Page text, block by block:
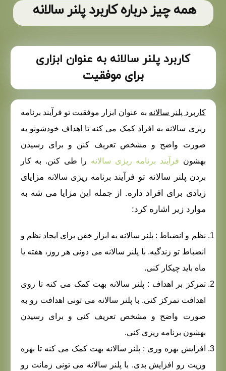
همه چیز درباره کاربرد پلنر سالانه
کاربرد پلنر سالانه به عنوان ابزاری
برای موفقیت
کاربرد پلنر سالانه به عنوان ابزار موفقیت تو فرآیند برنامه
ریزی سالانه به افراد کمک می کنه تا اهداف خودشونو به
صورت واضح و مشخص تعریف کنن و برای رسیدن
بهشون فرآیند برنامه ریزی سالانه را طی کنن. به کار
بردن پلنر سالانه تو فرآیند برنامه ریزی سالانه مزایای
زیادی برای افراد داره. از جمله این مزایا می شه به
موارد زیر اشاره کرد:
نظم و انضباط : پلنر سالانه یه ابزار خفن برای ایجاد نظم و
انضباط تو زندگیه. با پلنر سالانه می دونی هر روز، هفته یا
ماه باید چیکار کنی.
تمرکز بر اهداف : پلنر سالانه بهت کمک می کنه تا روی
اهدافت تمرکز کنی. با پلنر سالانه می تونی اهدافت رو به
صورت واضح و مشخص تعریف کنی و برای رسیدن
بهشون برنامه ریزی کنی.
افزایش بهره وری : پلنر سالانه بهت کمک می کنه تا بهره
وریت رو افزایش بدی. با پلنر سالانه می تونی زمانت رو